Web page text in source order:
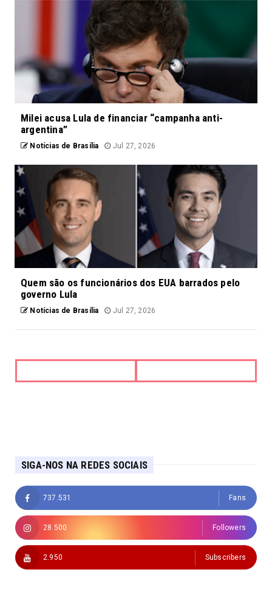
Milei acusa Lula de financiar “campanha anti-
argentina”
Notícias de Brasília Jul 27, 2026
Quem são os funcionários dos EUA barrados pelo
governo Lula
Notícias de Brasília Jul 27, 2026
SIGA-NOS NA REDES SOCIAIS
737.531 Fans
28.500 Followers
2.950 Subscribers